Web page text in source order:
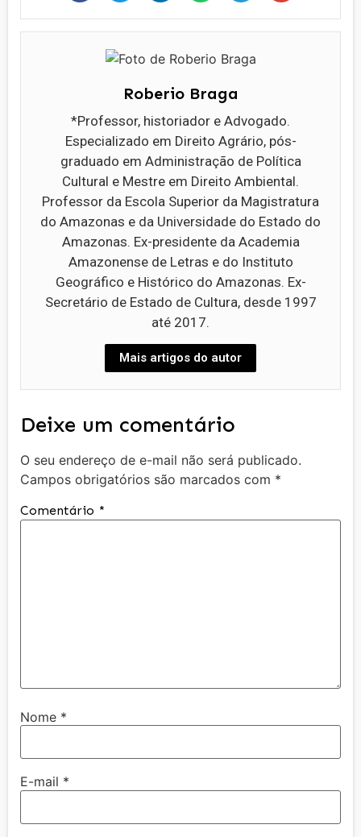
Roberio Braga
*Professor, historiador e Advogado.
Especializado em Direito Agrário, pós-
graduado em Administração de Política
Cultural e Mestre em Direito Ambiental.
Professor da Escola Superior da Magistratura
do Amazonas e da Universidade do Estado do
Amazonas. Ex-presidente da Academia
Amazonense de Letras e do Instituto
Geográfico e Histórico do Amazonas. Ex-
Secretário de Estado de Cultura, desde 1997
até 2017.
Mais artigos do autor
Deixe um comentário
O seu endereço de e-mail não será publicado.
Campos obrigatórios são marcados com *
Comentário *
Nome *
E-mail *